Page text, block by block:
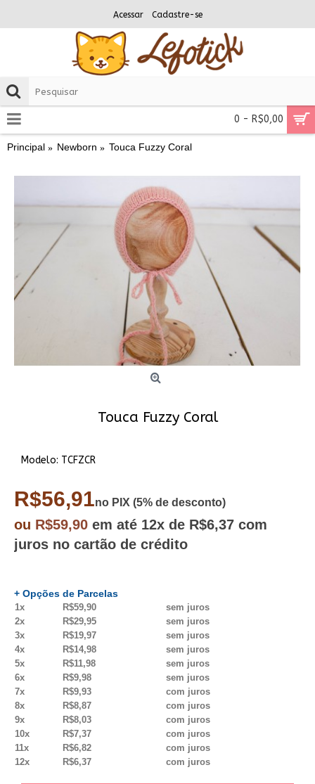
Acessar Cadastre-se
0 - R$0,00
Principal Newborn Touca Fuzzy Coral
Touca Fuzzy Coral
Modelo: TCFZCR
R$56,91no PIX (5% de desconto)
ou R$59,90 em até 12x de R$6,37 com
juros no cartão de crédito
+ Opções de Parcelas
1x R$59,90
sem juros
2x
R$29,95
sem juros
3x
R$19,97
sem juros
4x
R$14,98
sem juros
5x
R$11,98
sem juros
6x
R$9,98
sem juros
7x
R$9,93
com juros
8x
R$8,87
com juros
9x
R$8,03
com juros
10x
R$7,37
com juros
11x
R$6,82
com juros
12x
R$6,37 com juros